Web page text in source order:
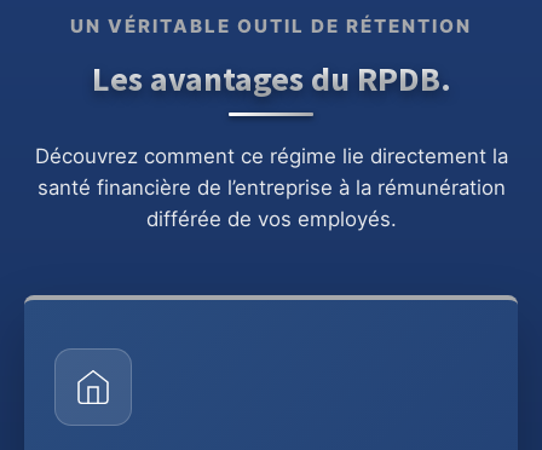
UN VÉRITABLE OUTIL DE RÉTENTION
Les avantages du RPDB.
Découvrez comment ce régime lie directement la
santé financière de l’entreprise à la rémunération
différée de vos employés.